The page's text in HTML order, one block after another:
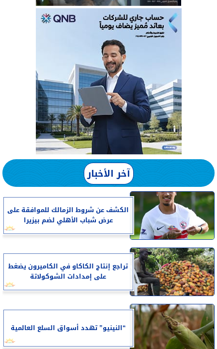
آخر الأخبار
الكشف عن شروط الزمالك للموافقة على
عرض شباب الأهلي لضم بيزيرا
تراجع إنتاج الكاكاو في الكاميرون يضغط
على إمدادات الشوكولاتة
“النينيو” تهدد أسواق السلع العالمية